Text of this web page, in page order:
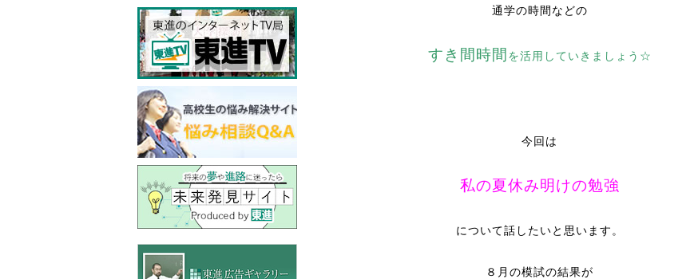
通学の時間などの
すき間時間 を活用していきましょう☆
今回は
私の夏休み明けの勉強
について話したいと思います。
８月の模試の結果が